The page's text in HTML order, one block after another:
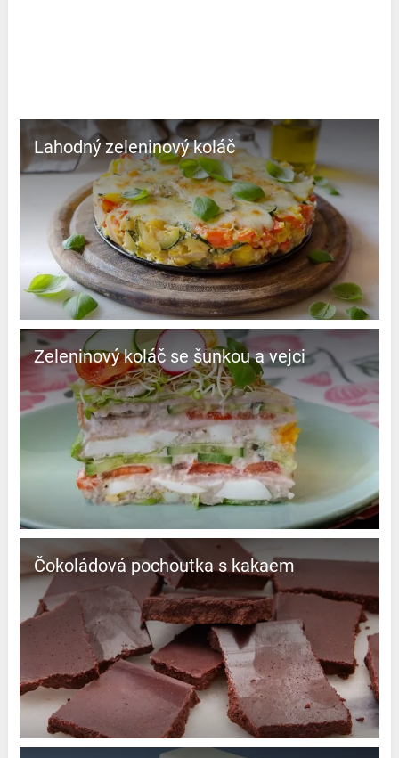
Lahodný zeleninový koláč
Zeleninový koláč se šunkou a vejci
Čokoládová pochoutka s kakaem